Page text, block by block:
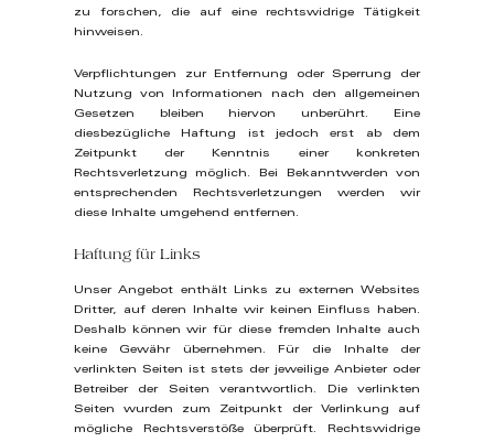
zu forschen, die auf eine rechtswidrige Tätigkeit
hinweisen.
Verpflichtungen zur Entfernung oder Sperrung der
Nutzung von Informationen nach den allgemeinen
Gesetzen bleiben hiervon unberührt. Eine
diesbezügliche Haftung ist jedoch erst ab dem
Zeitpunkt der Kenntnis einer konkreten
Rechtsverletzung möglich. Bei Bekanntwerden von
entsprechenden Rechtsverletzungen werden wir
diese Inhalte umgehend entfernen.
Haftung für Links
Unser Angebot enthält Links zu externen Websites
Dritter, auf deren Inhalte wir keinen Einfluss haben.
Deshalb können wir für diese fremden Inhalte auch
keine Gewähr übernehmen. Für die Inhalte der
verlinkten Seiten ist stets der jeweilige Anbieter oder
Betreiber der Seiten verantwortlich. Die verlinkten
Seiten wurden zum Zeitpunkt der Verlinkung auf
mögliche Rechtsverstöße überprüft. Rechtswidrige